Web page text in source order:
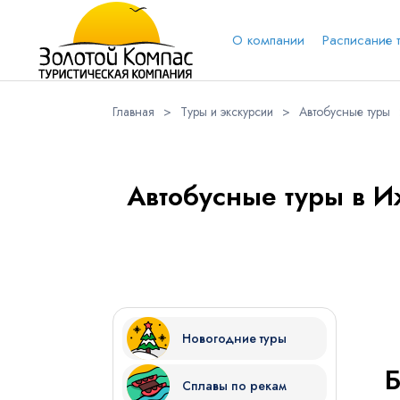
О компании Расписание
Главная > Туры и экскурсии > Автобусные туры
Автобусные туры в
Новогодние туры
Сплавы по рекам
Куда бы Вы хотели отправиться?